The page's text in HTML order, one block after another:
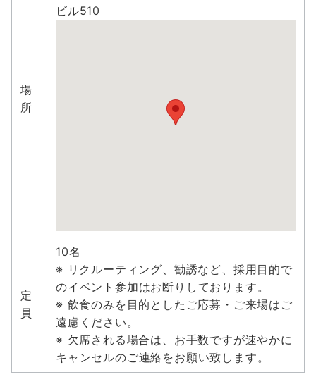
場
所
ビル510
定
員
10名
※ リクルーティング、勧誘など、採用目的で
のイベント参加はお断りしております。
※ 飲食のみを目的としたご応募・ご来場はご
遠慮ください。
※ 欠席される場合は、お手数ですが速やかに
キャンセルのご連絡をお願い致します。